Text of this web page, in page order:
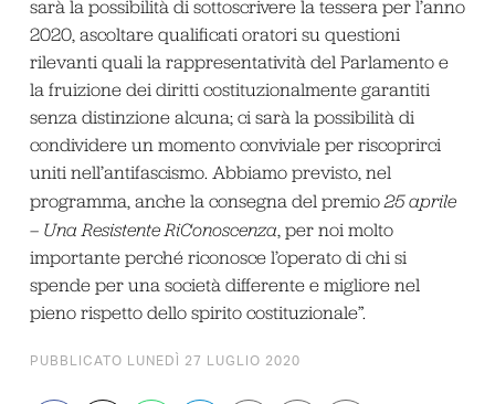
sarà la possibilità di sottoscrivere la tessera per l’anno
2020, ascoltare qualificati oratori su questioni
rilevanti quali la rappresentatività del Parlamento e
la fruizione dei diritti costituzionalmente garantiti
senza distinzione alcuna; ci sarà la possibilità di
condividere un momento conviviale per riscoprirci
uniti nell’antifascismo. Abbiamo previsto, nel
programma, anche la consegna del premio25 aprile
– Una Resistente RiConoscenza, per noi molto
importante perché riconosce l’operato di chi si
spende per una società differente e migliore nel
pieno rispetto dello spirito costituzionale”.
PUBBLICATO LUNEDÌ 27 LUGLIO 2020